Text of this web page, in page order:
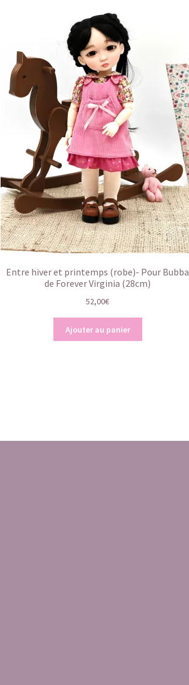
Entre hiver et printemps (robe)- Pour Bubba
de Forever Virginia (28cm)
52,00€
Ajouter au panier